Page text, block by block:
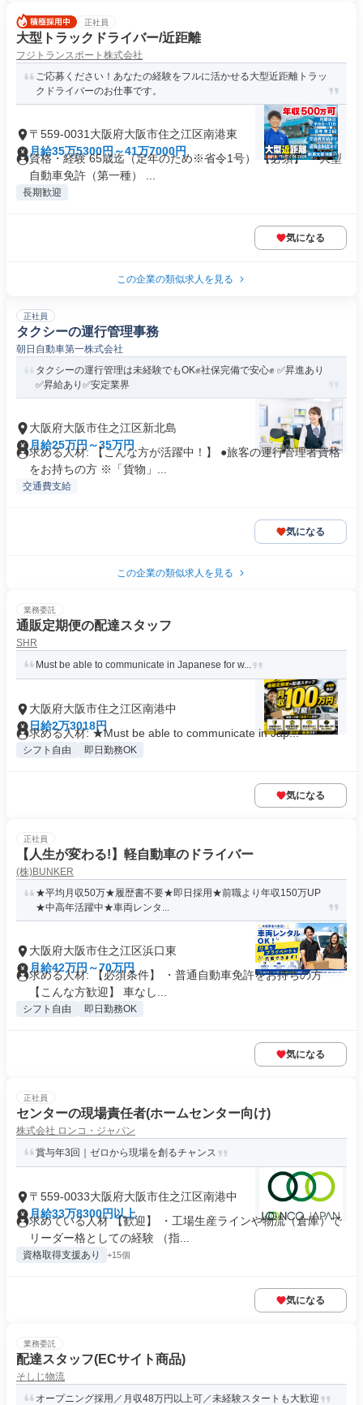
正社員
大型トラックドライバー/近距離
フジトランスポート株式会社
ご応募ください！あなたの経験をフルに活かせる大型近距離トラッ
クドライバーのお仕事です。
〒559-0031大阪府大阪市住之江区南港東
月給35万5300円～41万7000円
資格・経験 65歳迄（定年のため※省令1号） 【必須】 ・大型
自動車免許（第一種） ...
長期歓迎
気になる
この企業の類似求人を見る
正社員
タクシーの運行管理事務
朝日自動車第一株式会社
タクシーの運行管理は未経験でもOK✊社保完備で安心✊ ✅️昇進あり
✅️昇給あり✅️安定業界
大阪府大阪市住之江区新北島
月給25万円～35万円
求める人材: 【こんな方が活躍中！】 ●旅客の運行管理者資格
をお持ちの方 ※「貨物」...
交通費支給
気になる
この企業の類似求人を見る
業務委託
通販定期便の配達スタッフ
SHR
Must be able to communicate in Japanese for w...
大阪府大阪市住之江区南港中
日給2万3018円
求める人材: ★Must be able to communicate in Jap...
シフト自由 即日勤務OK
気になる
正社員
【人生が変わる!】軽自動車のドライバー
(株)BUNKER
★平均月収50万★履歴書不要★即日採用★前職より年収150万UP
★中高年活躍中★車両レンタ...
大阪府大阪市住之江区浜口東
月給42万円～70万円
求める人材: 【必須条件】 ・普通自動車免許をお持ちの方
【こんな方歓迎】 車なし...
シフト自由 即日勤務OK
気になる
正社員
センターの現場責任者(ホームセンター向け)
株式会社 ロンコ・ジャパン
賞与年3回｜ゼロから現場を創るチャンス
〒559-0033大阪府大阪市住之江区南港中
月給33万8300円以上
求めている人材 【歓迎】 ・工場生産ラインや物流（倉庫）で
リーダー格としての経験 （指...
資格取得支援あり +15個
気になる
業務委託
配達スタッフ(ECサイト商品)
そしじ物流
オープニング採用／月収48万円以上可／未経験スタートも大歓迎